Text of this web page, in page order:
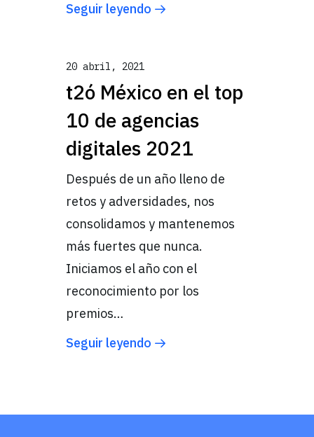
Seguir leyendo
20 abril, 2021
t2ó México en el top
10 de agencias
digitales 2021
Después de un año lleno de
retos y adversidades, nos
consolidamos y mantenemos
más fuertes que nunca.
Iniciamos el año con el
reconocimiento por los
premios…
Seguir leyendo